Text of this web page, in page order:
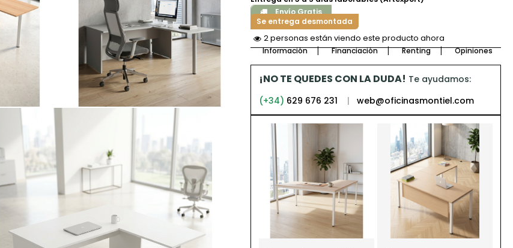
Envío Gratis
Se entrega desmontada
1 persona más está viendo este producto
Información Financiación Renting Opiniones
¡NO TE QUEDES CON LA DUDA! Te ayudamos:
(+34) 629 676 231 | web@oficinasmontiel.com